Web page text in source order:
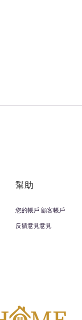
幫助
您的帳戶 顧客帳戶
反饋意見意見